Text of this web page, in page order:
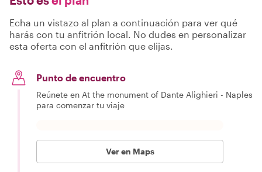
Echa un vistazo al plan a continuación para ver qué
harás con tu anfitrión local. No dudes en personalizar
esta oferta con el anfitrión que elijas.
Punto de encuentro
Reúnete en At the monument of Dante Alighieri - Naples
para comenzar tu viaje
Ver en Maps